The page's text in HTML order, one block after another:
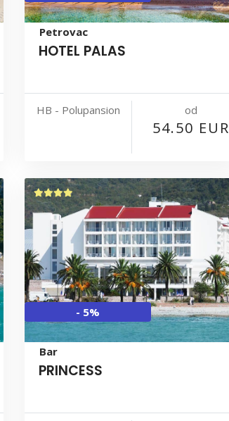
Petrovac
HOTEL PALAS
HB - Polupansion od
54.50 EUR
- 5%
Bar
PRINCESS